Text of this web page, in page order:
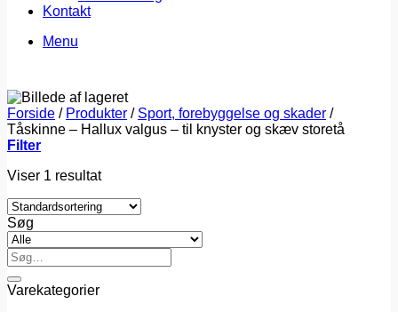
Kontakt
Menu
Forside / Produkter / Sport, forebyggelse og skader /
Tåskinne – Hallux valgus – til knyster og skæv storetå
Filter
Viser 1 resultat
Søg
Søg
efter:
Varekategorier